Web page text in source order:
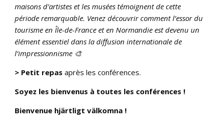
maisons d’artistes et les musées témoignent de cette
période remarquable. Venez découvrir comment l’essor du
tourisme en Île-de-France et en Normandie est devenu un
élément essentiel dans la diffusion internationale de
l’impressionnisme 🎨
> Petit repas après les conférences.
Soyez les bienvenus à toutes les conférences !
Bienvenue hjärtligt välkomna !